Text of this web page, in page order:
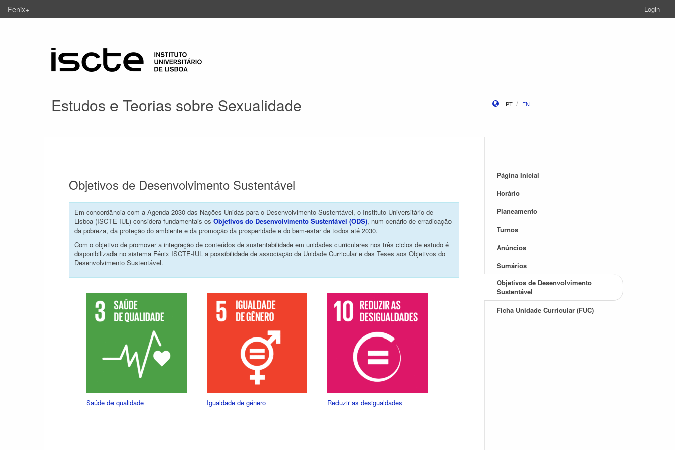
Fenix+ Login
Estudos e Teorias sobre Sexualidade PT EN
Objetivos de Desenvolvimento Sustentável
Em concordância com a Agenda 2030 das Nações Unidas para o Desenvolvimento Sustentável, o Instituto Universitário de
Lisboa (ISCTE-IUL) considera fundamentais os Objetivos do Desenvolvimento Sustentável (ODS), num cenário de erradicação
da pobreza, da proteção do ambiente e da promoção da prosperidade e do bem-estar de todos até 2030.
Com o objetivo de promover a integração de conteúdos de sustentabilidade em unidades curriculares nos três ciclos de estudo é
disponibilizada no sistema Fénix ISCTE-IUL a possibilidade de associação da Unidade Curricular e das Teses aos Objetivos do
Desenvolvimento Sustentável.
Saúde de qualidade Igualdade de género Reduzir as desigualdades
Página Inicial
Horário
Planeamento
Turnos
Anúncios
Sumários
Objetivos de Desenvolvimento
Sustentável
Ficha Unidade Curricular (FUC)